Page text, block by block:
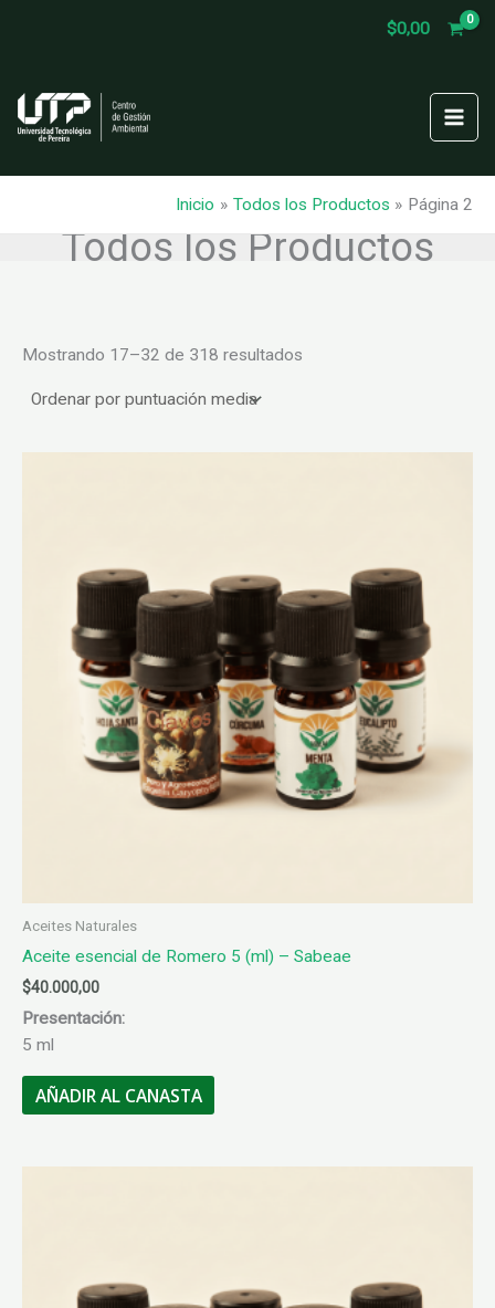
$0,00
Inicio Todos los Productos Página 2
Todos los Productos
Mostrando 17–32 de 318 resultados
Aceites Naturales
Aceite esencial de Romero 5 (ml) – Sabeae
$40.000,00
Presentación:
5 ml
AÑADIR AL CANASTA